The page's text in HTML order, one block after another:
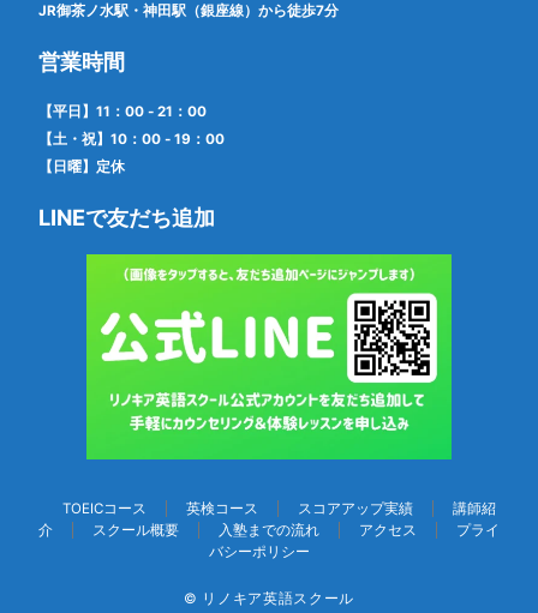
JR御茶ノ水駅・神田駅（銀座線）から徒歩7分
営業時間
【平日】11：00 - 21：00
【土・祝】10：00 - 19：00
【日曜】定休
LINEで友だち追加
TOEICコース 英検コース スコアアップ実績
講師紹
介
スクール概要 入塾までの流れ アクセス
プライ
バシーポリシー
© リノキア英語スクール